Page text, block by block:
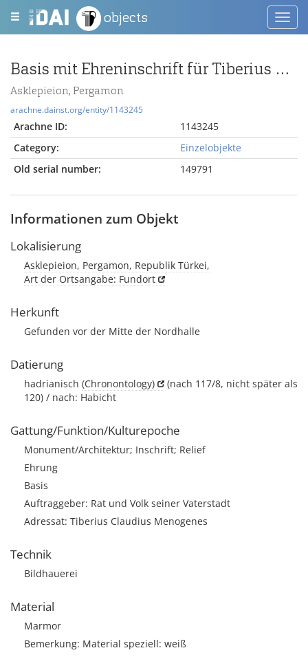
objects
Basis mit Ehreninschrift für Tiberius Claudius Menogenes
Asklepieion, Pergamon
arachne.dainst.org/entity/1143245
Arachne ID:
1143245
Category:
Einzelobjekte
Old serial number:
149791
Informationen zum Objekt
Lokalisierung
Asklepieion, Pergamon, Republik Türkei,
Art der Ortsangabe: Fundort
Herkunft
Gefunden vor der Mitte der Nordhalle
Datierung
hadrianisch (Chronontology)
(nach 117/8, nicht später als
120) / nach: Habicht
Gattung/Funktion/Kulturepoche
Monument/Architektur; Inschrift; Relief
Ehrung
Basis
Auftraggeber: Rat und Volk seiner Vaterstadt
Adressat: Tiberius Claudius Menogenes
Technik
Bildhauerei
Material
Marmor
Bemerkung: Material speziell: weiß